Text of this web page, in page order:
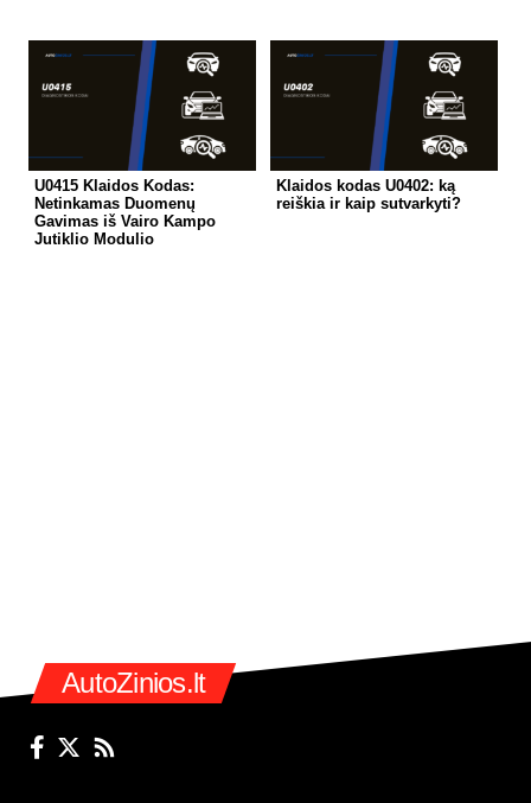
U0415 Klaidos Kodas:
Netinkamas Duomenų
Gavimas iš Vairo Kampo
Jutiklio Modulio
Klaidos kodas U0402: ką
reiškia ir kaip sutvarkyti?
AutoZinios.lt